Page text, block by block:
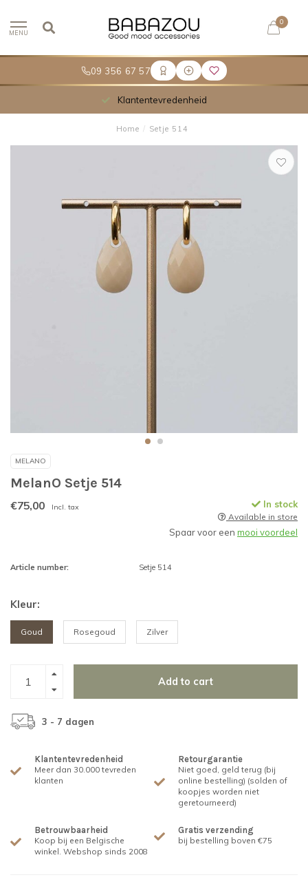
09 356 67 57
MENU
0
Klantentevredenheid
Home / Setje 514
MELANO
MelanO Setje 514
€75,00 Incl. tax In stock
Available in store
Spaar voor een mooi voordeel
Article number: Setje 514
Kleur:
Goud Rosegoud Zilver
Add to cart
3 - 7 dagen
Klantentevredenheid
Meer dan 30.000 tevreden
klanten
Retourgarantie
Niet goed, geld terug (bij
online bestelling) (solden of
koopjes worden niet
geretourneerd)
Betrouwbaarheid
Koop bij een Belgische
winkel. Webshop sinds 2008
Gratis verzending
bij bestelling boven €75